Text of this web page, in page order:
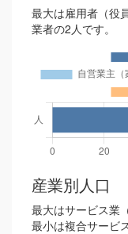
最大は雇用者（役
業者の2人です。
産業別人口
最大はサービス業
最小は複合サービ